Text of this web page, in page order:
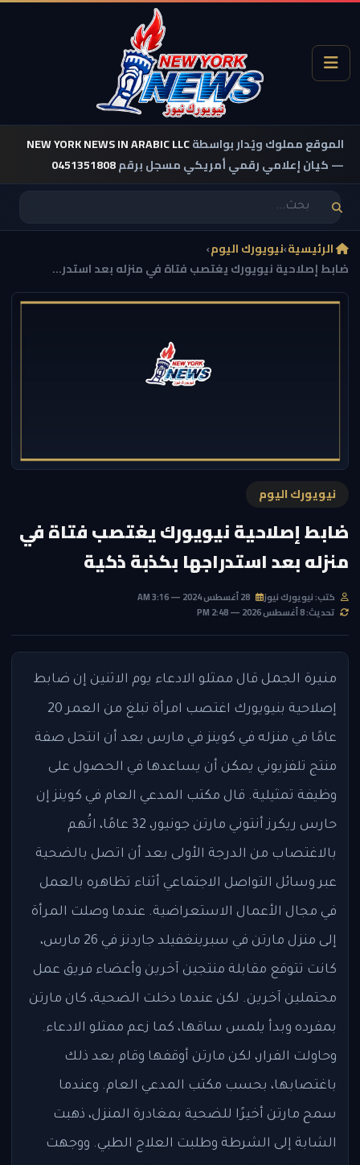
الموقع مملوك ويُدار بواسطةNEW YORK NEWS IN ARABIC LLC
— كيان إعلامي رقمي أمريكي مسجل برقم0451351808
الرئيسية›نيويورك اليوم›
ضابط إصلاحية نيويورك يغتصب فتاة في منزله بعد استدر...
نيويورك اليوم
ضابط إصلاحية نيويورك يغتصب فتاة في
منزله بعد استدراجها بكذبة ذكية
كتب: نيويورك نيوز
تحديث: 8 أغسطس 2026 — 2:48 PM
منيرة الجمل قال ممثلو الادعاء يوم الاثنين إن ضابط
إصلاحية بنيويورك اغتصب امرأة تبلغ من العمر 20
عامًا في منزله في كوينز في مارس بعد أن انتحل صفة
منتج تلفزيوني يمكن أن يساعدها في الحصول على
وظيفة تمثيلية. قال مكتب المدعي العام في كوينز إن
حارس ريكرز أنتوني مارتن جونيور، 32 عامًا، اتُهم
بالاغتصاب من الدرجة الأولى بعد أن اتصل بالضحية
عبر وسائل التواصل الاجتماعي أثناء تظاهره بالعمل
في مجال الأعمال الاستعراضية. عندما وصلت المرأة
إلى منزل مارتن في سبرينغفيلد جاردنز في 26 مارس،
كانت تتوقع مقابلة منتجين آخرين وأعضاء فريق عمل
محتملين آخرين. لكن عندما دخلت الضحية، كان مارتن
بمفرده وبدأ يلمس ساقها، كما زعم ممثلو الادعاء.
وحاولت الفرار، لكن مارتن أوقفها وقام بعد ذلك
باغتصابها، بحسب مكتب المدعي العام. وعندما
سمح مارتن أخيرًا للضحية بمغادرة المنزل، ذهبت
الشابة إلى الشرطة وطلبت العلاج الطبي. ووجهت